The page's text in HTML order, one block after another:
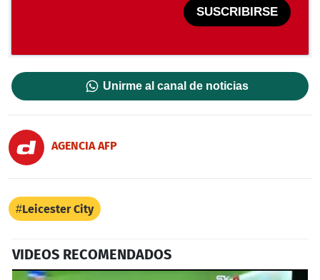
SUSCRIBIRSE
Unirme al canal de noticias
AGENCIA AFP
Leicester City
VIDEOS RECOMENDADOS